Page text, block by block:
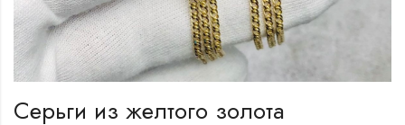
Серьги из желтого золота